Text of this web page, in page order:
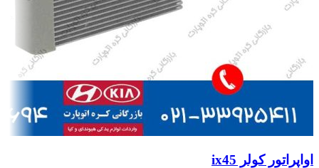
اواپراتور کولر ix45